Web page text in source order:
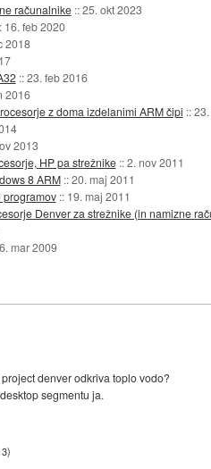
računalnike ::25. okt 2023
16. feb 2020
2018
::23. feb 2016
2016
z doma izdelanimi ARM čipi ::
2013
HP pa strežnike ::2. nov 2011
8 ARM ::20. maj 2011
programov :: 19. maj 2011
Denver za strežnike (in namizne
6. mar 2009
denver odkriva toplo vodo?
segmentu ja.
)